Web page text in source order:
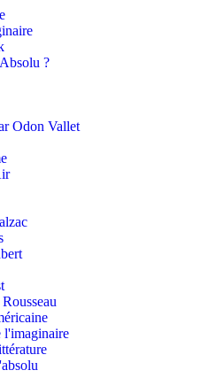
?
Odon Vallet
l'imaginaire